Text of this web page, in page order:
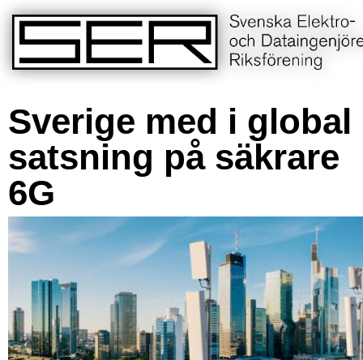
Sverige med i global
satsning på säkrare
6G